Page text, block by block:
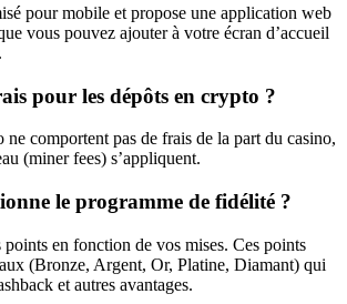
pour mobile et propose une application web
vous pouvez ajouter à votre écran d’accueil
pour les dépôts en crypto ?
ne comportent pas de frais de la part du casino,
(miner fees) s’appliquent.
le programme de fidélité ?
points en fonction de vos mises. Ces points
(Bronze, Argent, Or, Platine, Diamant) qui
et autres avantages.